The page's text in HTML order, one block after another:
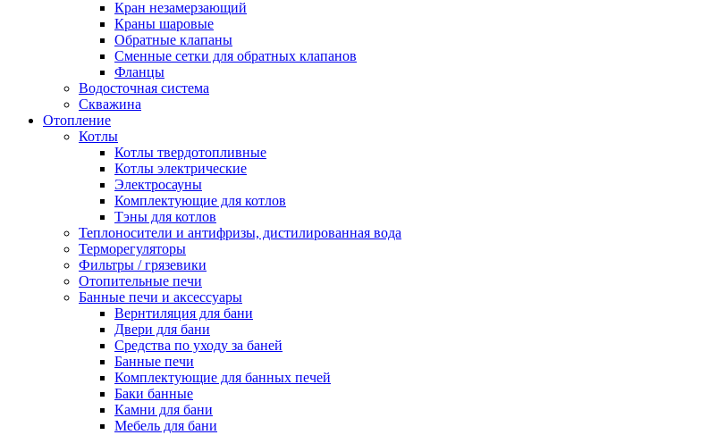
Кран незамерзающий
Краны шаровые
Обратные клапаны
Сменные сетки для обратных клапанов
Фланцы
Водосточная система
Скважина
Отопление
Котлы
Котлы твердотопливные
Котлы электрические
Электросауны
Комплектующие для котлов
Тэны для котлов
Теплоносители и антифризы, дистилированная вода
Терморегуляторы
Фильтры / грязевики
Отопительные печи
Банные печи и аксессуары
Вернтиляция для бани
Двери для бани
Средства по уходу за баней
Банные печи
Комплектующие для банных печей
Баки банные
Камни для бани
Мебель для бани